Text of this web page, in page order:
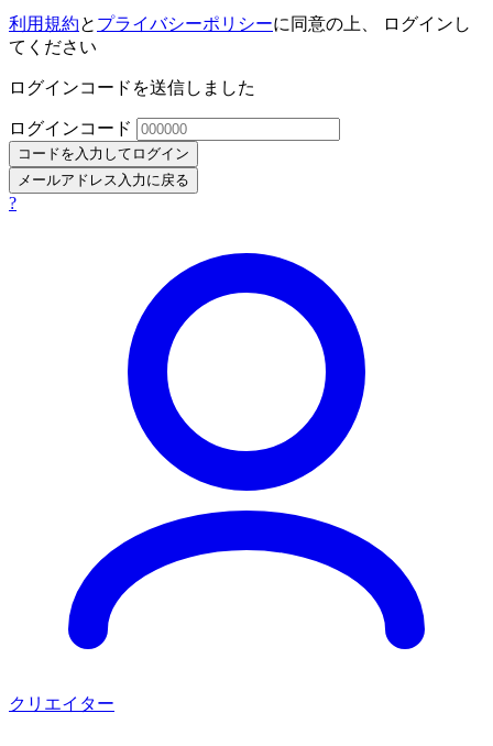
利用規約と プライバシーポリシーに同意の上、 ログインし
てください
ログインコードを送信しました
ログインコード
コードを入力してログイン
メールアドレス入力に戻る
?
クリエイター